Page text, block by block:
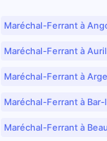
Maréchal-Ferrant à
Maréchal-Ferrant à
Maréchal-Ferrant à
Maréchal-Ferrant à
Maréchal-Ferrant à